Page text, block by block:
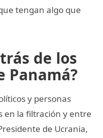
tengan algo que
de los
Panamá?
y personas
en la filtración y entre
de Ucrania,